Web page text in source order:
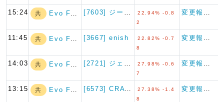
15:24 共 Evo Fund
22.94% -0.8
2
11:45 共 Evo Fund [3667] enish
22.82% -0.7
8
14:03 共 Evo Fund
27.98% -0.6
7
13:15 共 Evo Fund
27.38% -1.4
8